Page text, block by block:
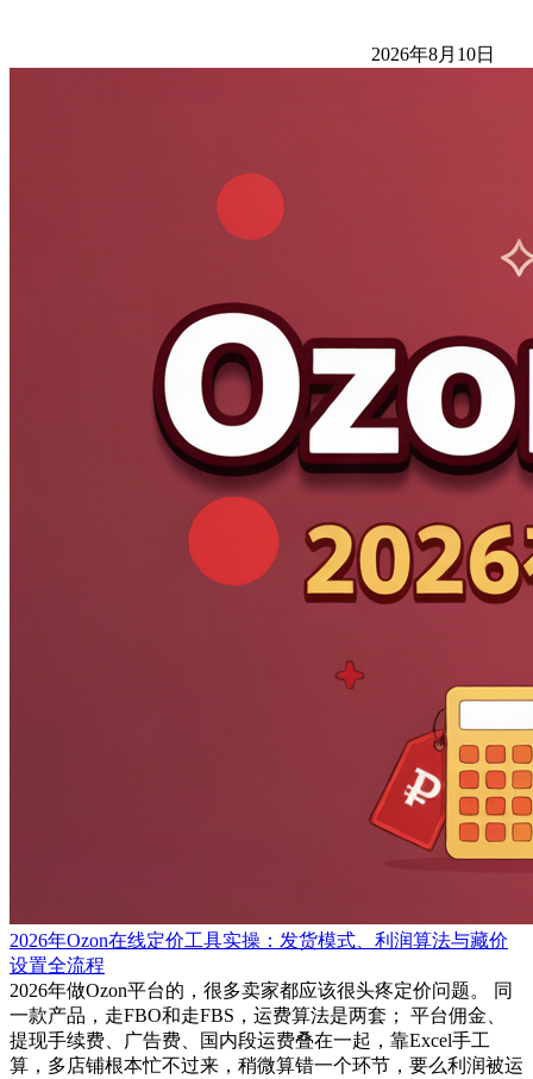
2026年8月10日
2026年Ozon在线定价工具实操：发货模式、利润算法与藏价
设置全流程
2026年做Ozon平台的，很多卖家都应该很头疼定价问题。 同
一款产品，走FBO和走FBS，运费算法是两套； 平台佣金、
提现手续费、广告费、国内段运费叠在一起，靠Excel手工
算，多店铺根本忙不过来，稍微算错一个环节，要么利润被运